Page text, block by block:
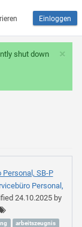
Einloggen
×
shut down
Personal, SB-P
Personal,
24.10.2025by
arbeitszeugnis